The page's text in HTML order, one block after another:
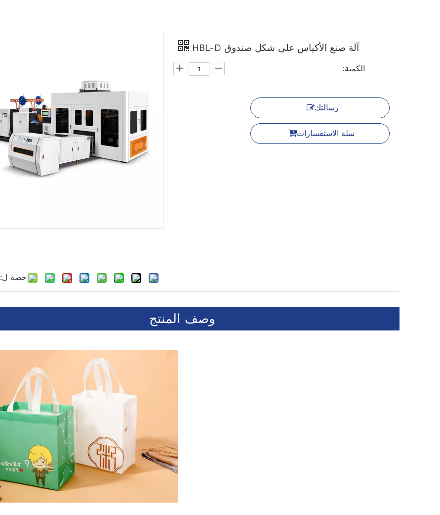
حصة ل:
آلة صنع الأكياس على شكل صندوق HBL-D
الكمية:
رسالتك
سلة الاستفسارات
وصف المنتج